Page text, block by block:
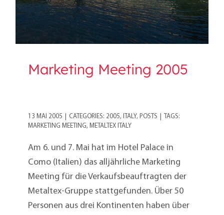
Marketing Meeting 2005
13 MAI 2005 CATEGORIES: 2005, ITALY, POSTS
TAGS:
MARKETING MEETING, METALTEX ITALY
Am 6. und 7. Mai hat im Hotel Palace in
Como (Italien) das alljährliche Marketing
Meeting für die Verkaufsbeauftragten der
Metaltex-Gruppe stattgefunden. Über 50
Personen aus drei Kontinenten haben über